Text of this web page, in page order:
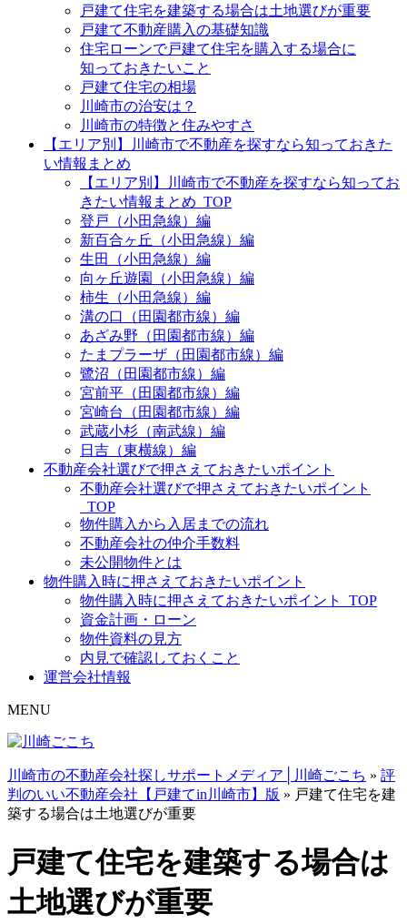
戸建て住宅を建築する場合は土地選びが重要
戸建て不動産購入の基礎知識
住宅ローンで戸建て住宅を購入する場合に
知っておきたいこと
戸建て住宅の相場
川崎市の治安は？
川崎市の特徴と住みやすさ
【エリア別】川崎市で不動産を探すなら知っておきた
い情報まとめ
【エリア別】川崎市で不動産を探すなら知ってお
きたい情報まとめ_TOP
登戸（小田急線）編
新百合ヶ丘（小田急線）編
生田（小田急線）編
向ヶ丘遊園（小田急線）編
柿生（小田急線）編
溝の口（田園都市線）編
あざみ野（田園都市線）編
たまプラーザ（田園都市線）編
鷺沼（田園都市線）編
宮前平（田園都市線）編
宮崎台（田園都市線）編
武蔵小杉（南武線）編
日吉（東横線）編
不動産会社選びで押さえておきたいポイント
不動産会社選びで押さえておきたいポイント
_TOP
物件購入から入居までの流れ
不動産会社の仲介手数料
未公開物件とは
物件購入時に押さえておきたいポイント
物件購入時に押さえておきたいポイント_TOP
資金計画・ローン
物件資料の見方
内見で確認しておくこと
運営会社情報
MENU
川崎市の不動産会社探しサポートメディア│川崎ごこち » 評
判のいい不動産会社【戸建てin川崎市】版 » 戸建て住宅を建
築する場合は土地選びが重要
戸建て住宅を建築する場合は
土地選びが重要